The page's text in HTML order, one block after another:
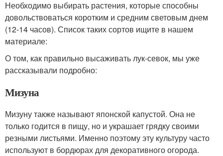
Необходимо выбирать растения, которые способны
довольствоваться коротким и средним световым днем
(12-14 часов). Список таких сортов ищите в нашем
материале:
О том, как правильно высаживать лук-севок, мы уже
рассказывали подробно:
Мизуна
Мизуну также называют японской капустой. Она не
только годится в пищу, но и украшает грядку своими
резными листьями. Именно поэтому эту культуру часто
используют в бордюрах для декоративного огорода.